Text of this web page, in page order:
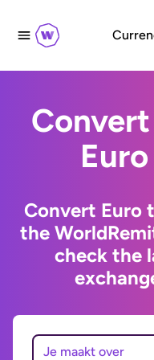
Convert Euro
the
check the
Je maakt over